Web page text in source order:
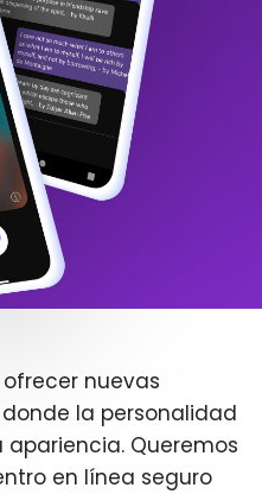
nuevas
la personalidad
Queremos
en línea seguro